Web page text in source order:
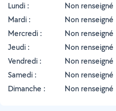
Lundi :
Non renseigné
Mardi :
Non renseigné
Mercredi :
Non renseigné
Jeudi :
Non renseigné
Vendredi :
Non renseigné
Samedi :
Non renseigné
Dimanche :
Non renseigné